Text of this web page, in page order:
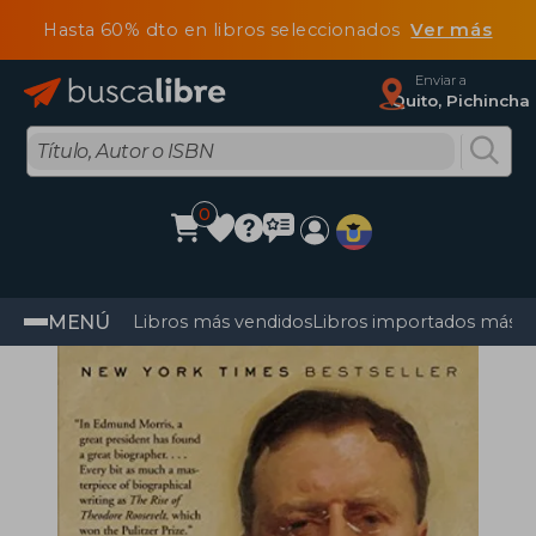
Hasta 60% dto en libros seleccionadosVer más
Enviar a
Quito, Pichincha
0
MENÚ Libros más vendidosLibros importados más